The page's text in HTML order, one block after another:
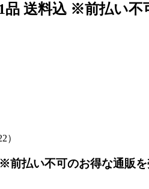
品 送料込 ※前払い不
）
払い不可のお得な通販を